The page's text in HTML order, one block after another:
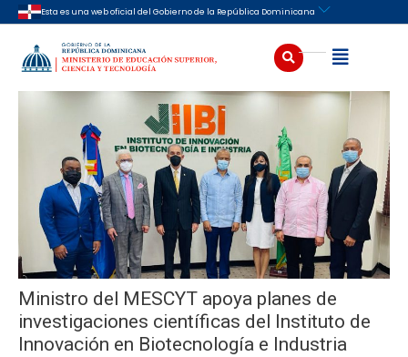
al
contenido
Esta es una web oficial del Gobierno de la República Dominicana
Buscar Abrir
Ministro del MESCYT apoya planes de
investigaciones científicas del Instituto de
Innovación en Biotecnología e Industria
Navegación
de
entradas